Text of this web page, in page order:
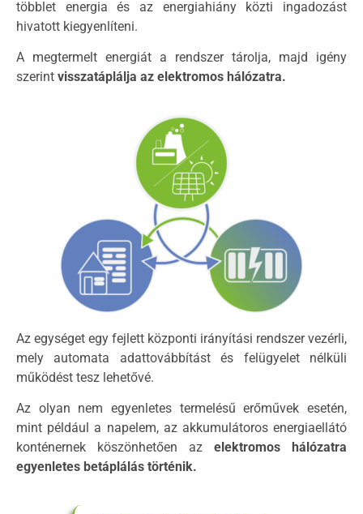
többlet energia és az energiahiány közti ingadozást
hivatott kiegyenlíteni.
A megtermelt energiát a rendszer tárolja, majd igény
szerint visszatáplálja az elektromos hálózatra.
Az egységet egy fejlett központi irányítási rendszer vezérli,
mely automata adattovábbítást és felügyelet nélküli
működést tesz lehetővé.
Az olyan nem egyenletes termelésű erőművek esetén,
mint például a napelem, az akkumulátoros energiaellátó
konténernek köszönhetően az elektromos hálózatra
egyenletes betáplálás történik.